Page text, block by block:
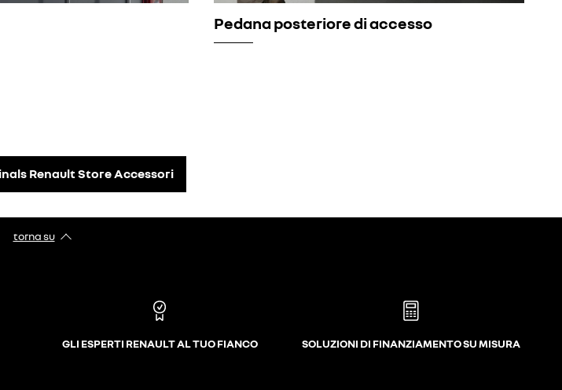
Pedana posteriore di accesso
Renault Store Accessori
torna su
GLI ESPERTI RENAULT AL TUO FIANCO SOLUZIONI DI FINANZIAMENTO SU MISURA